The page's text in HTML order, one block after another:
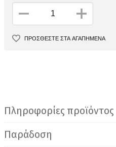
ΠΡΟΣΘΕΣΤΕ ΣΤΑ ΑΓΑΠΗΜΕΝΑ
Πληροφορίες προϊόντος
Παράδοση